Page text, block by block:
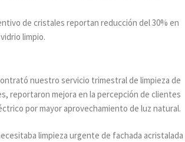
de cristales reportan reducción del 30% en
limpio.
nuestro servicio trimestral de limpieza de
reportaron mejora en la percepción de clientes
por mayor aprovechamiento de luz natural.
limpieza urgente de fachada acristalada